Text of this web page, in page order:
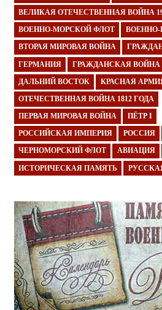
ВЕЛИКАЯ ОТЕЧЕСТВЕННАЯ ВОЙНА
ВОЕННО-МОРСКОЙ ФЛОТ
ВТОРАЯ МИРОВАЯ ВОЙНА
ГЕРМАНИЯ ГРАЖДАНСКАЯ ВОЙНА
ДАЛЬНИЙ ВОСТОК КРАСНАЯ
ОТЕЧЕСТВЕННАЯ ВОЙНА 1812 ГОДА
ПЕРВАЯ МИРОВАЯ ВОЙНА ПЁТР I
РОССИЙСКАЯ ИМПЕРИЯ РОССИЯ
ЧЕРНОМОРСКИЙ ФЛОТ АВИАЦИЯ
ИСТОРИЧЕСКАЯ ПАМЯТЬ